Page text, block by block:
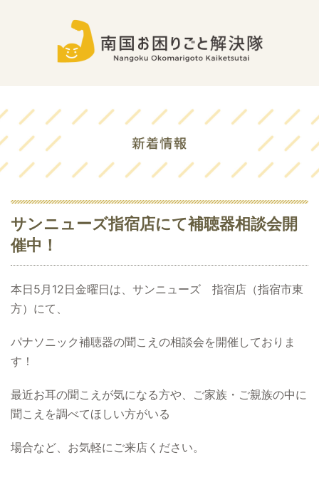
サンニューズ指宿店にて補聴器相談会開
催中！
本日5月12日金曜日は、サンニューズ 指宿店（指宿市東
方）にて、
パナソニック補聴器の聞こえの相談会を開催しておりま
す！
最近お耳の聞こえが気になる方や、ご家族・ご親族の中に
聞こえを調べてほしい方がいる
場合など、お気軽にご来店ください。